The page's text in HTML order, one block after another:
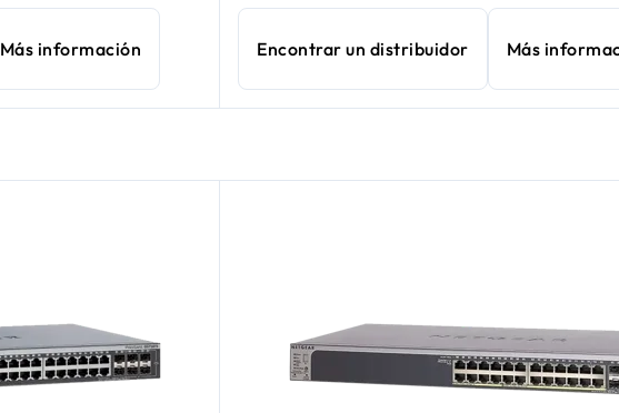
Más información Encontrar un distribuidor Más